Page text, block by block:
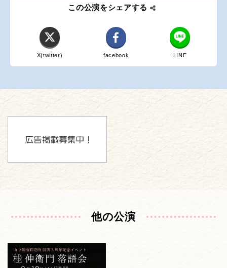
この公演をシェアする
X(twitter) facebook LINE
他の公演